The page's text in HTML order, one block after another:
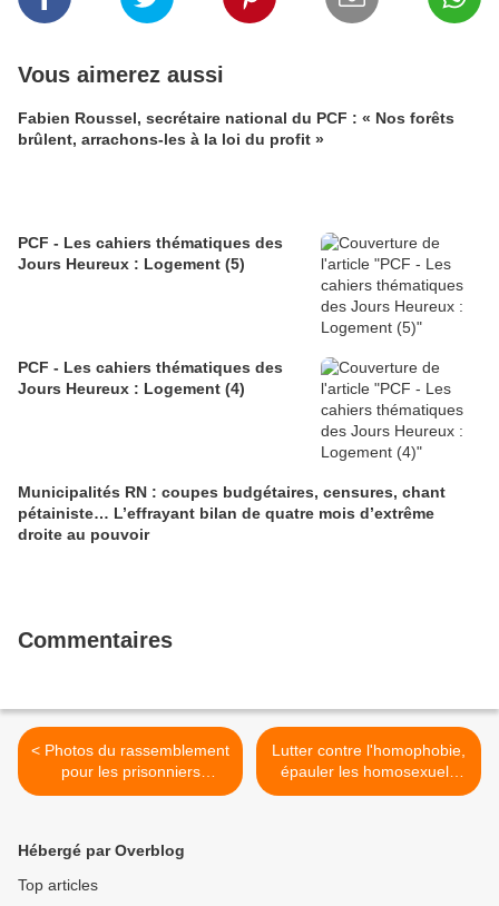
Vous aimerez aussi
Fabien Roussel, secrétaire national du PCF : « Nos forêts
brûlent, arrachons-les à la loi du profit »
PCF - Les cahiers thématiques des
Jours Heureux : Logement (5)
PCF - Les cahiers thématiques des
Jours Heureux : Logement (4)
Municipalités RN : coupes budgétaires, censures, chant
pétainiste… L’effrayant bilan de quatre mois d’extrême
droite au pouvoir
Commentaires
< Photos du rassemblement
pour les prisonniers
politiques palestiniens du
Lutter contre l'homophobie,
épauler les homosexuels
victimes de discriminations
Hébergé par Overblog
Top articles